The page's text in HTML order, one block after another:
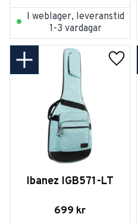
I weblager, leveranstid
1-3 vardagar
Ibanez IGB571-LT
699 kr